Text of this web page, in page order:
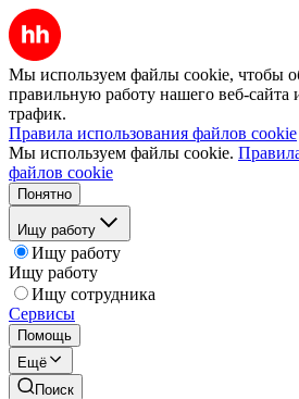
Мы используем файлы cookie, чтобы
правильную работу нашего веб-сайта
трафик.
Правила использования файлов cookie
Мы используем файлы cookie.
файлов cookie
Понятно
Ищу работу
Ищу работу
Ищу работу
Ищу сотрудника
Сервисы
Помощь
Ещё
Поиск